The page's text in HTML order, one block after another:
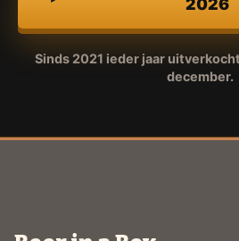
2026
Sinds 2021 ieder jaar
december.